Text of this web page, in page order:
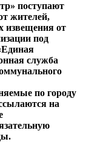
поступают
жителей,
извещения от
под
служба
по городу
на